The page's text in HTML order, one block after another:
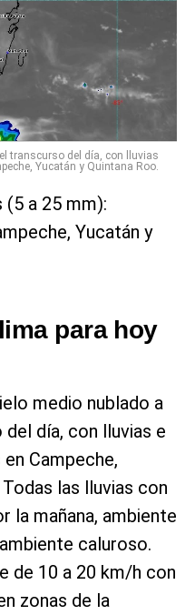
transcurso del día, con lluvias
Yucatán y Quintana Roo.
a 25 mm):
Yucatán y
para hoy
medio nublado a
día, con lluvias e
Campeche,
las lluvias con
la mañana, ambiente
caluroso.
de 10 a 20 km/h con
zonas de la